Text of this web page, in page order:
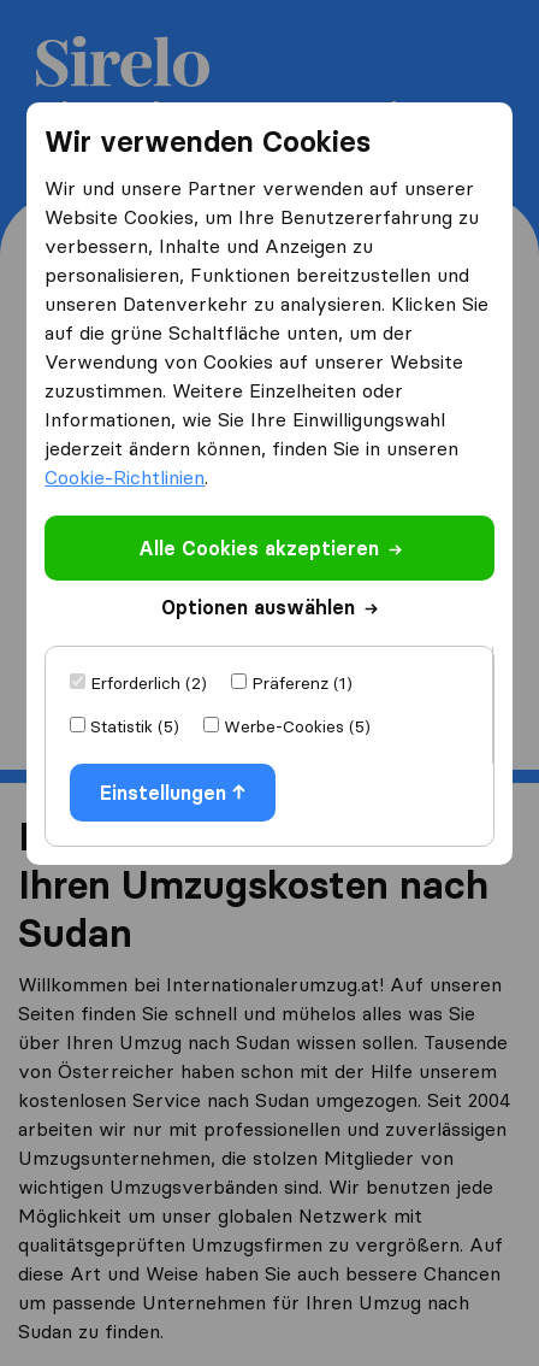
Wir verwenden Cookies
Wir und unsere Partner verwenden auf unserer
Website Cookies, um Ihre Benutzererfahrung zu
verbessern, Inhalte und Anzeigen zu
personalisieren, Funktionen bereitzustellen und
unseren Datenverkehr zu analysieren. Klicken Sie
auf die grüne Schaltfläche unten, um der
Verwendung von Cookies auf unserer Website
zuzustimmen. Weitere Einzelheiten oder
Informationen, wie Sie Ihre Einwilligungswahl
jederzeit ändern können, finden Sie in unseren
Cookie-Richtlinien.
Alle Cookies akzeptieren
Optionen auswählen
Erforderlich (2)
Präferenz (1)
Statistik (5)
Werbe-Cookies (5)
Einstellungen
5 kostenlose Umzugsangebote
erhalten und bis zu 40% sparen
Wo wohnen Sie jetzt und
wo ziehen Sie hin?
Ich ziehevon
Ich ziehenach
Start
Reduzieren Sie 40% von
Ihren Umzugskosten nach
Sudan
Willkommen bei Internationalerumzug.at! Auf unseren
Seiten finden Sie schnell und mühelos alles was Sie
über Ihren Umzug nach Sudan wissen sollen. Tausende
von Österreicher haben schon mit der Hilfe unserem
kostenlosen Service nach Sudan umgezogen. Seit 2004
arbeiten wir nur mit professionellen und zuverlässigen
Umzugsunternehmen, die stolzen Mitglieder von
wichtigen Umzugsverbänden sind. Wir benutzen jede
Möglichkeit um unser globalen Netzwerk mit
qualitätsgeprüften Umzugsfirmen zu vergrößern. Auf
diese Art und Weise haben Sie auch bessere Chancen
um passende Unternehmen für Ihren Umzug nach
Sudan zu finden.